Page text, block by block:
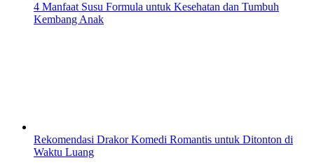
4 Manfaat Susu Formula untuk Kesehatan dan Tumbuh
Kembang Anak
Rekomendasi Drakor Komedi Romantis untuk Ditonton di
Waktu Luang